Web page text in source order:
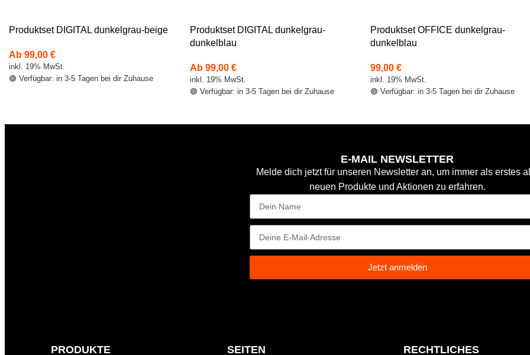
Produktset DIGITAL dunkelgrau-beige
Ab 99,00 €
inkl. 19% MwSt.
🟢 Verfügbar: in 3-5 Tagen bei dir Zuhause
Produktset DIGITAL dunkelgrau-
dunkelblau
Ab 99,00 €
inkl. 19% MwSt.
🟢 Verfügbar: in 3-5 Tagen bei dir Zuhause
Produktset OFFICE dunkelgrau-
dunkelblau
99,00 €
inkl. 19% MwSt.
🟢 Verfügbar: in 3-5 Tagen bei dir Zuhause
E-MAIL NEWSLETTER
Melde dich jetzt für unseren Newsletter an, um immer als erstes
neuen Produkte und Aktionen zu erfahren.
Jetzt anmelden
PRODUKTE SEITEN RECHTLICHES